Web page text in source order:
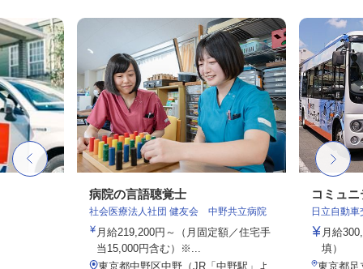
病院の言語聴覚士
社会医療法人社団 健友会 中野共立病院
月給219,200円～（月固定額／住宅手
当15,000円含む）※...
東京都中野区中野（JR「中野駅」よ
コミュ
日立自動
月給
填）
東京都足